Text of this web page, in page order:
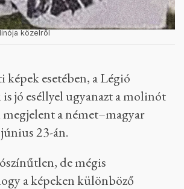
közelről
képek esetében, a Légió
jó eséllyel ugyanazt a molinót
a német–magyar
23-án.
de mégis
a képeken különböző